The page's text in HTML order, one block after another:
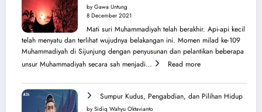
Balik
Pura
by Gawa Untung
8 December 2021
Mati suri Muhammadiyah telah berakhir. Api-api kecil
telah menyatu dan terlihat wujudnya belakangan ini. Momen milad ke-109
Muhammadiyah di Sijunjung dengan penyusunan dan pelantikan beberapa
unsur Muhammadiyah secara sah menjadi…
Read more:
Surya
Bersinar
Sumpur Kudus, Pengabdian, dan Pilihan Hidup
by Sidiq Wahyu Oktavianto